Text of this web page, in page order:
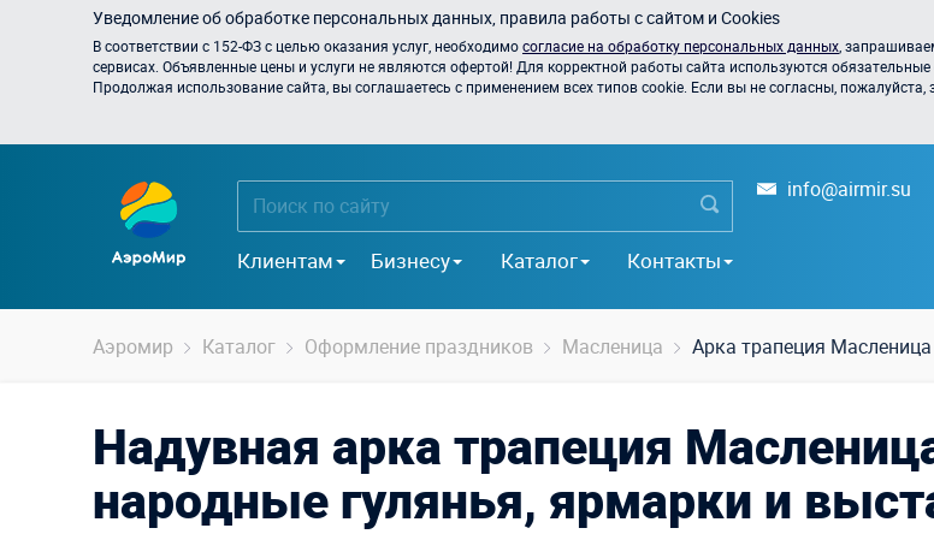
Уведомление об обработке персональных данных, правила работы с сайтом и Cookies
В соответствии с 152-ФЗ с целью оказания услуг, необходимосогласие на обработку персональных данных ,
сервисах. Объявленные цены и услуги не являются офертой! Для корректной работы сайта используются
Продолжая использование сайта, вы соглашаетесь с применением всех типов cookie. Если вы не согласны, пожалуйста,
Клиентам Бизнесу Каталог Контакты
info@airmir.su
Аэромир Каталог Оформление праздников Масленица Арка трапеция Масленица
Надувная арка трапеция
народные гулянья, ярмарки и